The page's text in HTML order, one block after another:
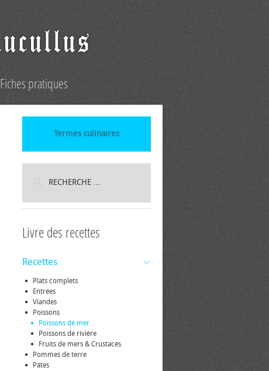
Fiches pratiques
Termes culinaires
Livre des recettes
Recettes
Plats complets
Entrées
Viandes
Poissons
Poissons de mer
Poissons de rivière
Fruits de mers & Crustacés
Pommes de terre
Pâtes